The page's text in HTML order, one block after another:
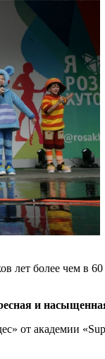
лет более чем в
и
от академии